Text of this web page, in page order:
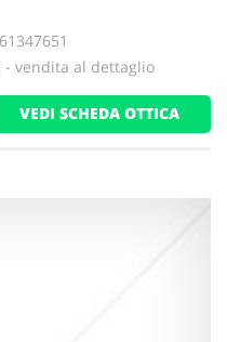
- vendita al dettaglio
VEDI SCHEDA OTTICA